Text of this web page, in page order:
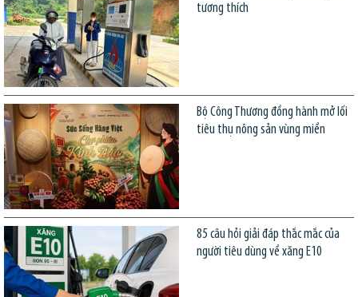
tương thích
Bộ Công Thương đồng hành mở lối
tiêu thụ nông sản vùng miền
85 câu hỏi giải đáp thắc mắc của
người tiêu dùng về xăng E10